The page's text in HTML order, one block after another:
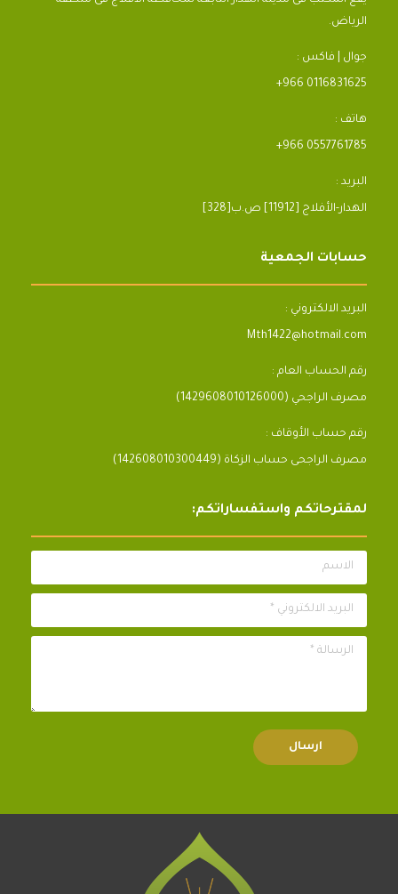
الرياض.
جوال | فاكس :
+966 0116831625
هاتف :
+966 0557761785
البريد :
[328]الهدار-الأفلاج [11912] ص.ب
حسابات الجمعية
البريد الالكتروني :
Mth1422@hotmail.com
رقم الحساب العام :
مصرف الراجحي (1429608010126000)
رقم حساب الأوقاف :
مصرف الراجحى حساب الزكاة (142608010300449)
لمقترحاتكم واستفساراتكم:
الاسم
البريد الالكتروني *
الرسالة *